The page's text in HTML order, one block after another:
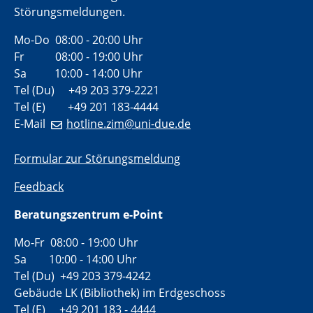
Störungsmeldungen.
Mo-Do 08:00 - 20:00 Uhr
Fr 08:00 - 19:00 Uhr
Sa 10:00 - 14:00 Uhr
Tel (Du) +49 203 379-2221
Tel (E) +49 201 183-4444
E-Mail
hotline.zim@uni-due.de
Formular zur Störungsmeldung
Feedback
Beratungszentrum e-Point
Mo-Fr 08:00 - 19:00 Uhr
Sa 10:00 - 14:00 Uhr
Tel (Du) +49 203 379-4242
Gebäude LK (Bibliothek) im Erdgeschoss
Tel (E) +49 201 183 - 4444